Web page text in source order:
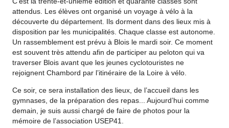
attendus. Les élèves ont organisé un voyage à vélo à la
découverte du département. Ils dorment dans des lieux mis à
disposition par les municipalités. Chaque classe est autonome.
Un rassemblement est prévu à Blois le mardi soir. Ce moment
est souvent très attendu afin de participer au peloton qui va
traverser Blois avant que les jeunes cyclotouristes ne
rejoignent Chambord par l’itinéraire de la Loire à vélo.
Ce soir, ce sera installation des lieux, de l’accueil dans les
gymnases, de la préparation des repas... Aujourd’hui comme
demain, je suis aussi chargé de faire de photos pour la
mémoire de l’association USEP41.